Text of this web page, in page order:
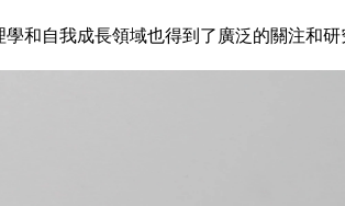
和自我成長領域也得到了廣泛的關注和研